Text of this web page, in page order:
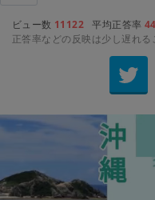
ビュー数 11122 平均正答率
正答率などの反映は少し遅れる